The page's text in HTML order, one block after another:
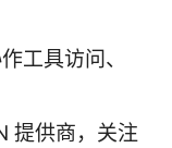
工具访问、
提供商，关注